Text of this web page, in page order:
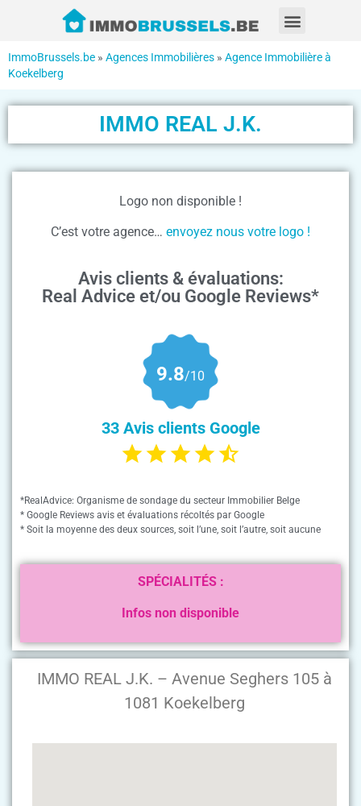
ImmoBrussels.be » Agences Immobilières » Agence Immobilière à
Koekelberg
IMMO REAL J.K.
IMMO REAL J.K. – Avenue Seghers 105 à
1081 Koekelberg
Logo non disponible !
C’est votre agence… envoyez nous votre logo !
Avis clients & évaluations:
Real Advice et/ou Google Reviews*
9.8/10
33 Avis clients Google
*RealAdvice: Organisme de sondage du secteur Immobilier Belge
* Google Reviews avis et évaluations récoltés par Google
* Soit la moyenne des deux sources, soit l’une, soit l’autre, soit aucune
SPÉCIALITÉS :
Infos non disponible